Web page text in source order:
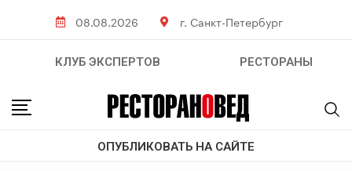
08.08.2026 г. Санкт-Петербург
КЛУБ ЭКСПЕРТОВ РЕСТОРАНЫ
ОПУБЛИКОВАТЬ НА САЙТЕ